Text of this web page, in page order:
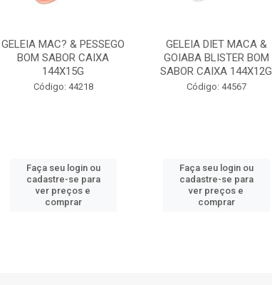
GELEIA MAC? & PESSEGO
BOM SABOR CAIXA
144X15G
Código: 44218
Faça seu login ou
cadastre-se para
ver preços e
comprar
GELEIA DIET MACA &
GOIABA BLISTER BOM
SABOR CAIXA 144X12G
Código: 44567
Faça seu login ou
cadastre-se para
ver preços e
comprar